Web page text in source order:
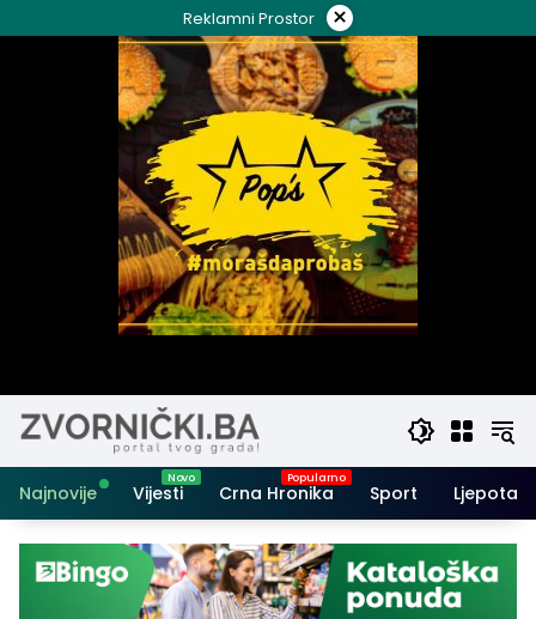
to
Reklamni Prostor ×
Najnovije Vijesti Crna Hronika Sport Ljepota i